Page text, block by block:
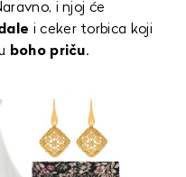
i njoj će
i ceker torbica koji
boho priču.